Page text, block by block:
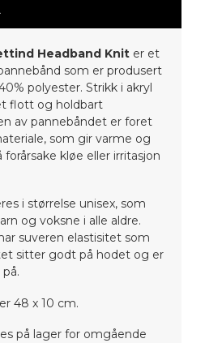
Headband Knit er et
som er produsert
polyester. Strikk i akryl
flott og holdbart
av pannebåndet er foret
som gir varme og
kløe eller irritasjon
i størrelse unisex, som
og voksne i alle aldre.
suveren elastisitet som
sitter godt på hodet og er
på.
48 x 10 cm.
på lager for omgående